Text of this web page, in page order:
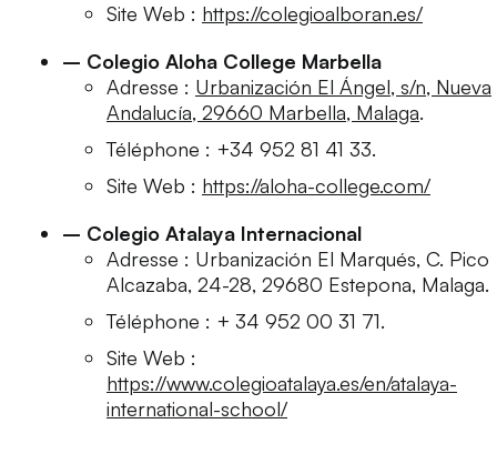
Site Web : https://colegioalboran.es/
– Colegio Aloha College Marbella
Adresse : Urbanización El Ángel, s/n, Nueva
Andalucía, 29660 Marbella, Malaga.
Téléphone : +34 952 81 41 33.
Site Web : https://aloha-college.com/
– Colegio Atalaya Internacional
Adresse : Urbanización El Marqués, C. Pico
Alcazaba, 24-28, 29680 Estepona, Malaga.
Téléphone : + 34 952 00 31 71.
Site Web :
https://www.colegioatalaya.es/en/atalaya-
international-school/